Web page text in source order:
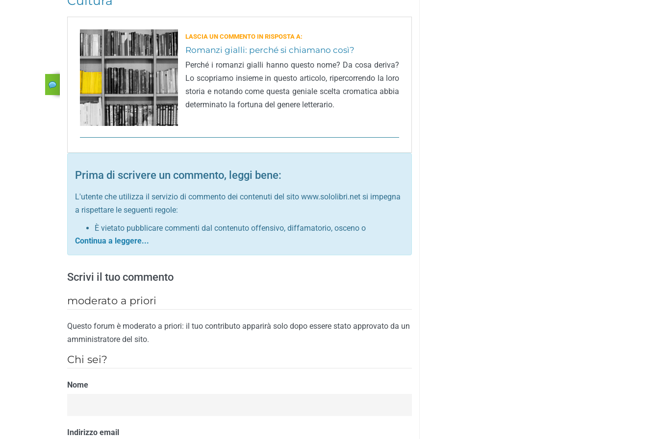
LASCIA UN COMMENTO IN RISPOSTA A:
Romanzi gialli: perché si chiamano così?
Perché i romanzi gialli hanno questo nome? Da cosa deriva?
Lo scopriamo insieme in questo articolo, ripercorrendo la loro
storia e notando come questa geniale scelta cromatica abbia
determinato la fortuna del genere letterario.
Prima di scrivere un commento, leggi bene:
L'utente che utilizza il servizio di commento dei contenuti del sito www.sololibri.net si impegna
a rispettare le seguenti regole:
È vietato pubblicare commenti dal contenuto offensivo, diffamatorio, osceno o
comunque contrario alle leggi dello Stato italiano e di quelle internazionali
Sono vietati commenti in tono sacrilego, sarcastico, denigratorio e sbeffeggiatorio
È vietato pubblicare commenti contrari al rispetto dell'ordine pubblico
È vietato pubblicare commenti lesivi della privacy di qualsiasi cittadino
È vietato pubblicare commenti razzisti nei confronti di qualsiasi razza, popolo, cultura,
religione
È vietato pubblicare commenti contrari al rispetto del buon costume o contenenti
È vietato pubblicare commenti inerenti propaganda politica, di partito o di fazione, che
Il riscontro della violazione anche di una sola delle regole precedenti comporterà la non
Scrivi il tuo commento
moderato a priori
Questo forum è moderato a priori: il tuo contributo apparirà solo dopo essere stato approvato da un
amministratore del sito.
Chi sei?
Nome
Indirizzo email